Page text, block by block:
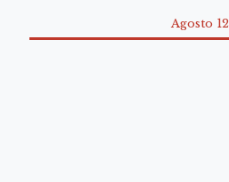
Agosto 12